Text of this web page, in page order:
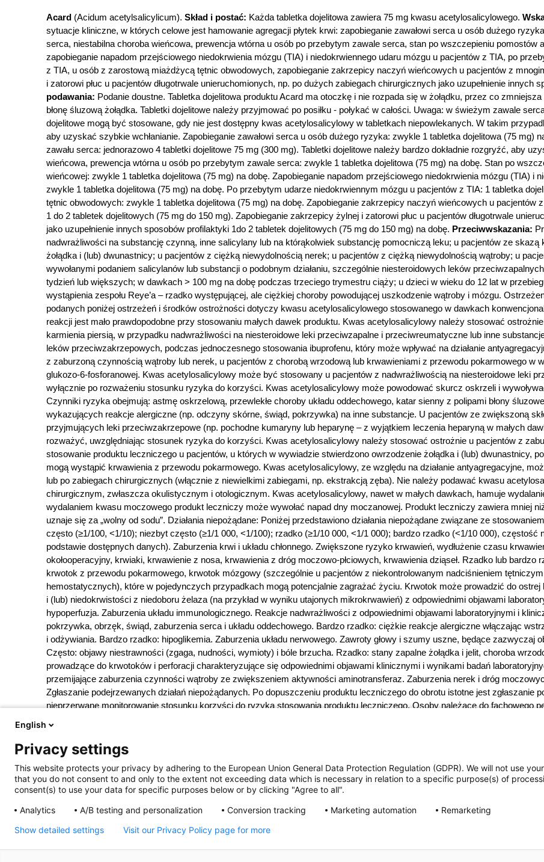
Acard (Acidum acetylsalicylicum). Skład i postać: Każda tabletka dojelitowa zawiera 75 mg kwasu acetylosalicylowego.
sytuacje kliniczne, w których celowe jest hamowanie agregacji płytek krwi: zapobieganie zawałowi serca u osób dużego
serca, niestabilna choroba wieńcowa, prewencja wtórna u osób po przebytym zawale serca, stan po wszczepieniu pomostów
zapobieganie napadom przejściowego niedokrwienia mózgu (TIA) i niedokrwiennego udaru mózgu u pacjentów z TIA, po
z TIA, u osób z zarostową miażdżycą tętnic obwodowych, zapobieganie zakrzepicy naczyń wieńcowych u pacjentów z
i zatorowi płuc u pacjentów długotrwale unieruchomionych, np. po dużych zabiegach chirurgicznych jako uzupełnienie innych
podawania: Podanie doustne. Tabletka dojelitowa produktu Acard ma otoczkę i nie rozpada się w żołądku, przez co
błonę śluzową żołądka. Tabletki dojelitowe należy przyjmować po posiłku - połykać w całości. Uwaga: w świeżym zawale
dojelitowe mogą być stosowane, gdy nie jest dostępny kwas acetylosalicylowy w tabletkach niepowlekanych. W takim
aby uzyskać szybkie wchłanianie. Zapobieganie zawałowi serca u osób dużego ryzyka: zwykle 1 tabletka dojelitowa (75 mg)
zawału serca: jednorazowo 4 tabletki dojelitowe 75 mg (300 mg). Tabletki dojelitowe należy bardzo dokładnie rozgryźć, aby
wieńcowa, prewencja wtórna u osób po przebytym zawale serca: zwykle 1 tabletka dojelitowa (75 mg) na dobę. Stan po
wieńcowej: zwykle 1 tabletka dojelitowa (75 mg) na dobę. Zapobieganie napadom przejściowego niedokrwienia mózgu (TIA) i
zwykle 1 tabletka dojelitowa (75 mg) na dobę. Po przebytym udarze niedokrwiennym mózgu u pacjentów z TIA: 1 tabletka
tętnic obwodowych: zwykle 1 tabletka dojelitowa (75 mg) na dobę. Zapobieganie zakrzepicy naczyń wieńcowych u
1 do 2 tabletek dojelitowych (75 mg do 150 mg). Zapobieganie zakrzepicy żylnej i zatorowi płuc u pacjentów długotrwale
jako uzupełnienie innych sposobów profilaktyki 1do 2 tabletek dojelitowych (75 mg do 150 mg) na dobę. Przeciwwskazania:
nadwrażliwości na substancję czynną, inne salicylany lub na którąkolwiek substancję pomocniczą leku; u pacjentów ze
żołądka i (lub) dwunastnicy; u pacjentów z ciężką niewydolnością nerek; u pacjentów z ciężką niewydolnością wątroby; u
wywołanymi podaniem salicylanów lub substancji o podobnym działaniu, szczególnie niesteroidowych leków
tydzień lub większych; w dawkach > 100 mg na dobę podczas trzeciego trymestru ciąży; u dzieci w wieku do 12 lat w
wystąpienia zespołu Reye’a – rzadko występującej, ale ciężkiej choroby powodującej uszkodzenie wątroby i mózgu.
podanych poniżej ostrzeżeń i środków ostrożności dotyczy kwasu acetylosalicylowego stosowanego w dawkach
reakcji jest mało prawdopodobne przy stosowaniu małych dawek produktu. Kwas acetylosalicylowy należy stosować
karmienia piersią, w przypadku nadwrażliwości na niesteroidowe leki przeciwzapalne i przeciwreumatyczne lub inne
leków przeciwzakrzepowych, podczas jednoczesnego stosowania ibuprofenu, który może wpływać na działanie
z zaburzoną czynnością wątroby lub nerek, u pacjentów z chorobą wrzodową lub krwawieniami z przewodu pokarmowego w
glukozo-6-fosforanowej. Kwas acetylosalicylowy może być stosowany u pacjentów z nadwrażliwością na niesteroidowe leki
wyłącznie po rozważeniu stosunku ryzyka do korzyści. Kwas acetylosalicylowy może powodować skurcz oskrzeli i
Czynniki ryzyka obejmują: astmę oskrzelową, przewlekłe choroby układu oddechowego, katar sienny z polipami błony
wykazujących reakcje alergiczne (np. odczyny skórne, świąd, pokrzywka) na inne substancje. U pacjentów ze zwiększoną
przyjmujących leki przeciwzakrzepowe (np. pochodne kumaryny lub heparynę – z wyjątkiem leczenia heparyną w małych
rozważyć, uwzględniając stosunek ryzyka do korzyści. Kwas acetylosalicylowy należy stosować ostrożnie u pacjentów z
stosowanie produktu leczniczego u pacjentów, u których w wywiadzie stwierdzono owrzodzenie żołądka i (lub) dwunastnicy,
mogą wystąpić krwawienia z przewodu pokarmowego. Kwas acetylosalicylowy, ze względu na działanie antyagregacyjne,
lub po zabiegach chirurgicznych (włącznie z niewielkimi zabiegami, np. ekstrakcją zęba). Nie należy podawać kwasu
chirurgicznym, zwłaszcza okulistycznym i otologicznym. Kwas acetylosalicylowy, nawet w małych dawkach, hamuje
wydalaniem kwasu moczowego produkt leczniczy może wywołać napad dny moczanowej. Produkt leczniczy zawiera mniej
uznaje się za „wolny od sodu”. Działania niepożądane: Poniżej przedstawiono działania niepożądane związane ze
często (≥1/100, <1/10); niezbyt często (≥1/1 000, <1/100); rzadko (≥1/10 000, <1/1 000); bardzo rzadko (<1/10 000),
podstawie dostępnych danych). Zaburzenia krwi i układu chłonnego. Zwiększone ryzyko krwawień, wydłużenie czasu
okołooperacyjny, krwiaki, krwawienie z nosa, krwawienia z dróg moczowo-płciowych, krwawienia dziąseł. Rzadko lub bardzo
krwotok z przewodu pokarmowego, krwotok mózgowy (szczególnie u pacjentów z niekontrolowanym nadciśnieniem
hemostatycznych), które w pojedynczych przypadkach mogą potencjalnie zagrażać życiu. Krwotok może prowadzić do
i (lub) niedokrwistości z niedoboru żelaza (na przykład w wyniku utajonych mikrokrwawień) z odpowiednimi objawami
hypoperfuzja. Zaburzenia układu immunologicznego. Reakcje nadwrażliwości z odpowiednimi objawami laboratoryjnymi i
pokrzywka, obrzęk, świąd, zaburzenia serca i układu oddechowego. Bardzo rzadko: ciężkie reakcje alergiczne włączając
i odżywiania. Bardzo rzadko: hipoglikemia. Zaburzenia układu nerwowego. Zawroty głowy i szumy uszne, będące zazwyczaj
Często: objawy niestrawności (zgaga, nudności, wymioty) i bóle brzucha. Rzadko: stany zapalne żołądka i jelit, choroba
prowadzące do krwotoków i perforacji charakteryzujące się odpowiednimi objawami klinicznymi i wynikami badań
przemijające zaburzenia czynności wątroby ze zwiększeniem aktywności aminotransferaz. Zaburzenia nerek i dróg
Zgłaszanie podejrzewanych działań niepożądanych. Po dopuszczeniu produktu leczniczego do obrotu istotne jest zgłaszanie
nieprzerwane monitorowanie stosunku korzyści do ryzyka stosowania produktu leczniczego. Osoby należące do fachowego
https://smz.ezdrowie.gov.pl
Pozwolenie na dopuszczenie do obrotu nr R/6725 wydane przez MZ. Lek wydawany bez recepty. ChPL: 2025.02.05
*To jest lek. Dla bezpieczeństwa stosuj go zgodnie z ulotką dołączoną
maksymalnej dawki leku.
English
Privacy settings
This website protects your privacy by adhering to the European Union General Data Protection Regulation (GDPR). We will not use
that you do not consent to and only to the extent not exceeding data which is necessary in relation to a specific purpose(s) of
consent(s) to use your data for specific purposes below or by clicking "Agree to all".
Analytics
A/B testing and personalization Conversion tracking Marketing automation Remarketing
Show detailed settings Visit our Privacy Policy page for more